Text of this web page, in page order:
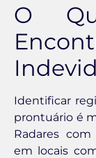
O
Identificar
prontuário é
Radares com
em locais